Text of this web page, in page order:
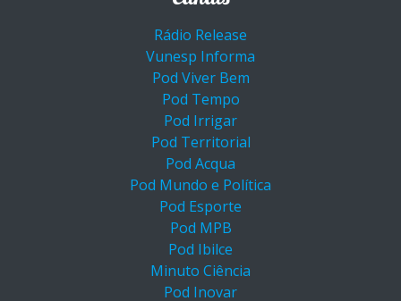
Rádio Release
Vunesp Informa
Pod Viver Bem
Pod Tempo
Pod Irrigar
Pod Territorial
Pod Acqua
Pod Mundo e Política
Pod Esporte
Pod MPB
Pod Ibilce
Minuto Ciência
Pod Inovar